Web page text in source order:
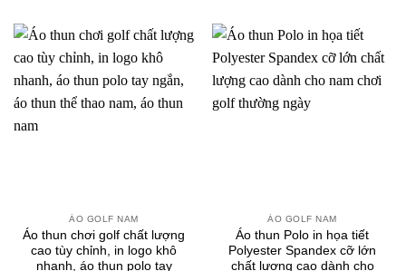
ÁO GOLF NAM
Áo thun chơi golf chất lượng
cao tùy chỉnh, in logo khô
nhanh, áo thun polo tay
ÁO GOLF NAM
Áo thun Polo in họa tiết
Polyester Spandex cỡ lớn
chất lượng cao dành cho